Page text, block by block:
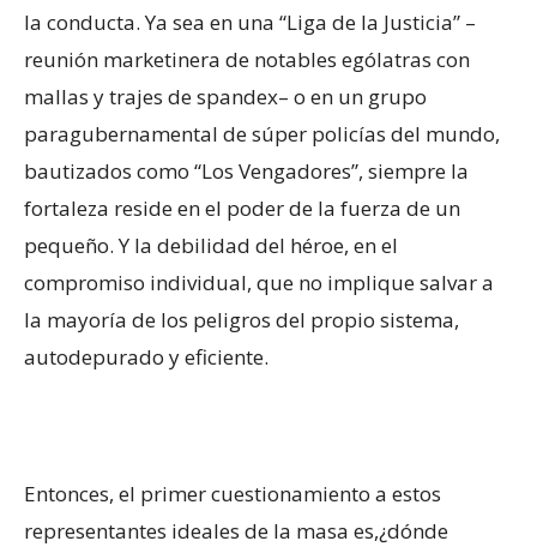
la conducta. Ya sea en una “Liga de la Justicia” –
reunión marketinera de notables ególatras con
mallas y trajes de spandex– o en un grupo
paragubernamental de súper policías del mundo,
bautizados como “Los Vengadores”, siempre la
fortaleza reside en el poder de la fuerza de un
pequeño. Y la debilidad del héroe, en el
compromiso individual, que no implique salvar a
la mayoría de los peligros del propio sistema,
autodepurado y eficiente.
Entonces, el primer cuestionamiento a estos
representantes ideales de la masa es,¿dónde